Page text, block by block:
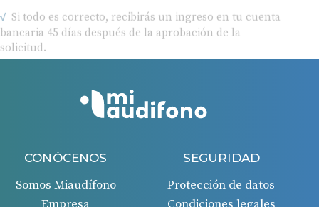
bancaria 45 días después de la aprobación de la
solicitud.
CONÓCENOS
Somos Miaudífono
SEGURIDAD
Protección de datos